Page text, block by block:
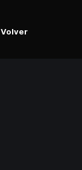
Volver